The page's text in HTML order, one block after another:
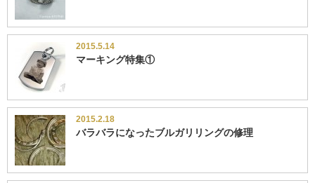
2015.5.14
マーキング特集①
2015.2.18
バラバラになったブルガリリングの修理